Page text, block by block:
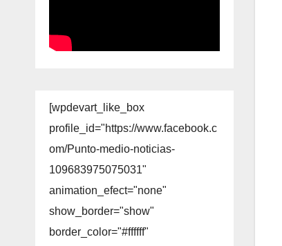
[wpdevart_like_box
profile_id="https://www.facebook.c
om/Punto-medio-noticias-
109683975075031"
animation_efect="none"
show_border="show"
border_color="#ffffff"